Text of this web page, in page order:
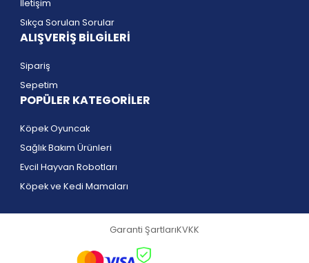
İletişim
Sıkça Sorulan Sorular
ALIŞVERİŞ BİLGİLERİ
Sipariş
Sepetim
POPÜLER KATEGORİLER
Köpek Oyuncak
Sağlık Bakım Ürünleri
Evcil Hayvan Robotları
Köpek ve Kedi Mamaları
Garanti ŞartlarıKVKK